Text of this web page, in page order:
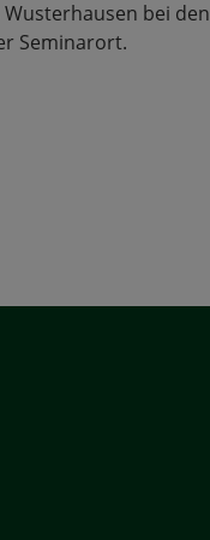
bei den
Seminarort.